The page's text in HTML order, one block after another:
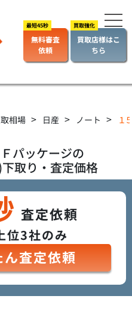
無料審査
依頼
買取店様はこ
ちら
相場 > 日産 > ノート > １
パッケージの
取り・査定価格
査定依頼
位3社のみ
ん査定依頼